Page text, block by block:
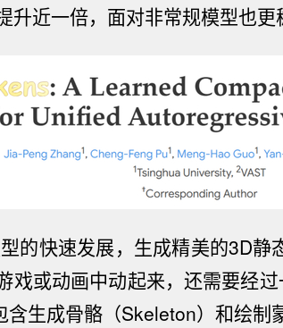
升近一倍，面对非常规模型也更
的快速发展，生成精美的3D静
戏或动画中动起来，还需要经
含生成骨骼（Skeleton） 和绘制